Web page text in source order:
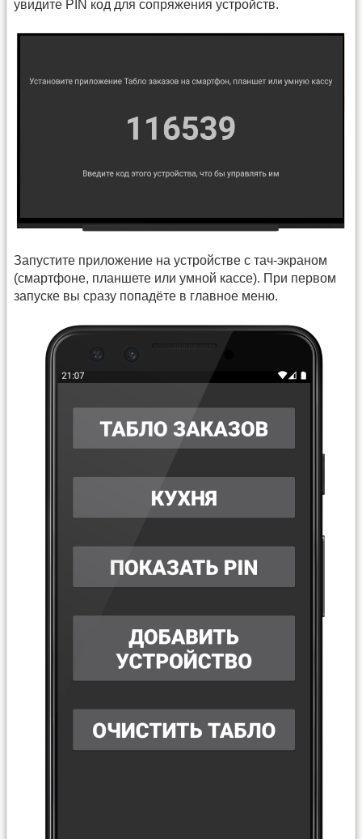
увидите PIN код для сопряжения устройств.
Запустите приложение на устройстве с тач-экраном
(смартфоне, планшете или умной кассе). При первом
запуске вы сразу попадёте в главное меню.